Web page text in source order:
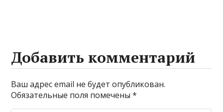
Добавить комментарий
Ваш адрес email не будет опубликован.
Обязательные поля помечены*